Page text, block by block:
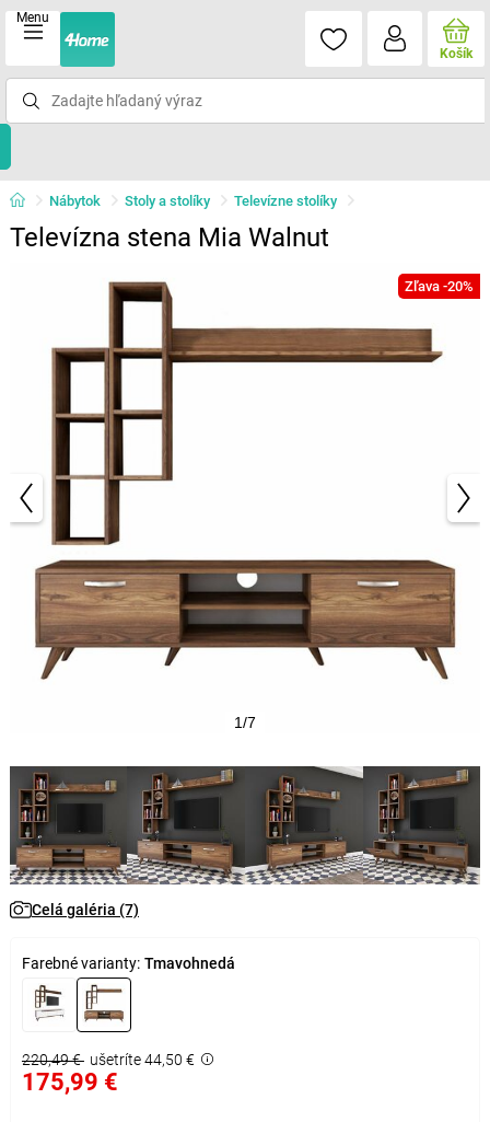
Menu
Košík
Nábytok Stoly a stolíky Televízne stolíky
Televízna stena Mia Walnut
Zľava -20%
1/7
Celá galéria (7)
Farebné varianty: Tmavohnedá
220,49 € ušetríte 44,50 €
175,99 €